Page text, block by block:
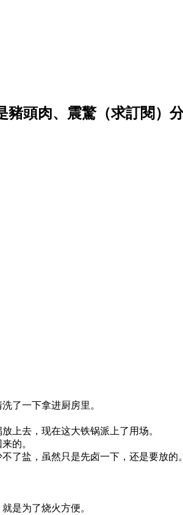
豬頭肉、震驚（求訂閱）
了一下拿进厨房里。
上去，现在这大铁锅派上了用场。
的。
了盐，虽然只是先卤一下，还是要放的
是为了烧火方便。